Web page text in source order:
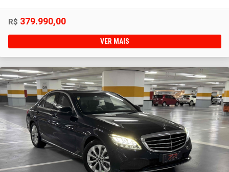
R$ 379.990,00
VER MAIS